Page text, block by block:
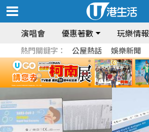
演唱會 優惠著數 玩樂情報
熱門關鍵字： 公屋熱話 娛樂新聞